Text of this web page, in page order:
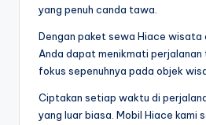
yang penuh canda tawa.
Dengan paket sewa Hiace wisata
Anda dapat menikmati
fokus sepenuhnya pada objek
Ciptakan setiap waktu di
yang luar biasa. Mobil Hiace kami